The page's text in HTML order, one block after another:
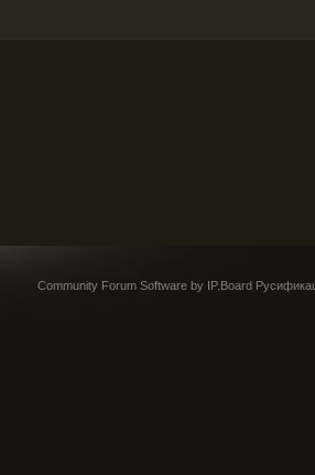
Community Forum Software by IP.Board